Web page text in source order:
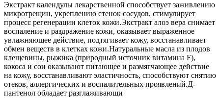
Экстракт календулы лекарственной способствует заживлению
микротрещин, укреплению стенок сосудов, стимулирует
процесс регенерации клеток кожи.Экстракт алоэ вера снимает
воспаление и раздражение кожи, оказывает выраженное
увлажняющее действие, подтягивает кожу, восстанавливает
обмен веществ в клетках кожи.Натуральные масла из плодов
клещевины, рыжика (природный источник витамина F),
кокоса и сои оказывают питающее и размягчающее действие
на кожу, восстанавливают эластичность, способствуют снятию
отеков, аллергических и воспалительных проявлений.Д-
пантенол обладает разглаживающи